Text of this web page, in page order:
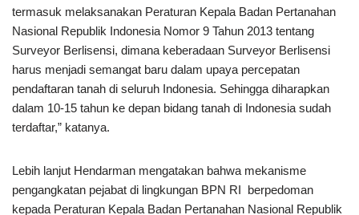
termasuk melaksanakan Peraturan Kepala Badan Pertanahan
Nasional Republik Indonesia Nomor 9 Tahun 2013 tentang
Surveyor Berlisensi, dimana keberadaan Surveyor Berlisensi
harus menjadi semangat baru dalam upaya percepatan
pendaftaran tanah di seluruh Indonesia. Sehingga diharapkan
dalam 10-15 tahun ke depan bidang tanah di Indonesia sudah
terdaftar,” katanya.
Lebih lanjut Hendarman mengatakan bahwa mekanisme
pengangkatan pejabat di lingkungan BPN RI berpedoman
kepada Peraturan Kepala Badan Pertanahan Nasional Republik